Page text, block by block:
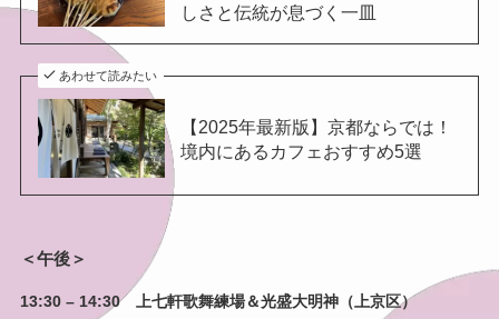
しさと伝統が息づく一皿
あわせて読みたい
【2025年最新版】京都ならでは！
境内にあるカフェおすすめ5選
＜午後＞
13:30 – 14:30 上七軒歌舞練場＆光盛大明神（上京区）